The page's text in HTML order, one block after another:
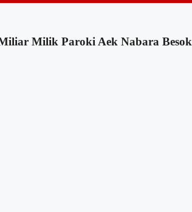
Milik Paroki Aek Nabara Besok